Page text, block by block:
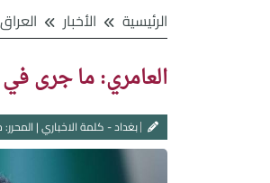
الرئيسية الأخبار العراق
العامري: ما جرى
بغداد - كلمة الاخباري |